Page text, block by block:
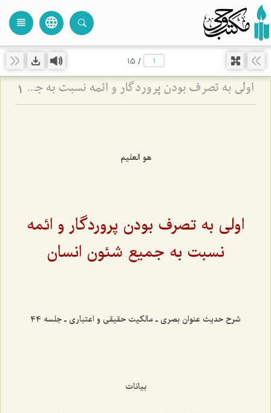
language
view_headline
/
15
اولى به تصرف بودن پروردگار و ائمه نسبت به جمیع شئون انسان 1
هو العلیم
اولى به تصرف بودن پروردگار و ائمه
نسبت به جمیع شئون انسان‌‌‌‌‌‌‌‌‌‌‌‌‌‌‌‌‌‌‌‌
شرح حدیث عنوان بصری ـ مالکیت حقیقی و اعتباری ـ جلسه 44
بیانات